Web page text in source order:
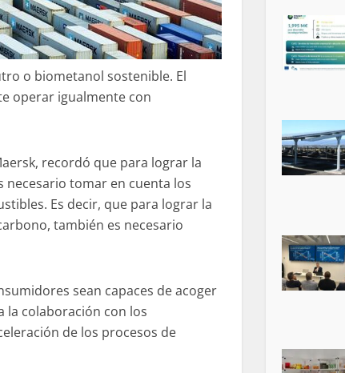
o biometanol sostenible. El
operar igualmente con
recordó que para lograr la
tomar en cuenta los
Es decir, que para lograr la
también es necesario
sean capaces de acoger
la colaboración con los
de los procesos de